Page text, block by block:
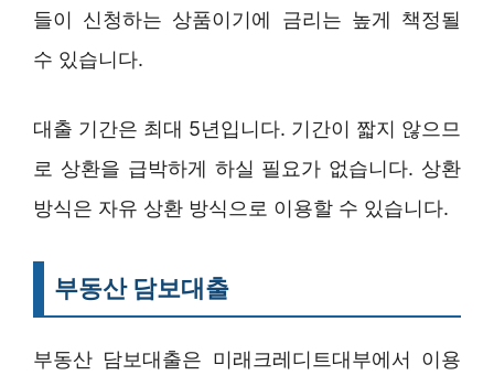
들이 신청하는 상품이기에 금리는 높게 책정될
수 있습니다.
대출 기간은 최대 5년입니다. 기간이 짧지 않으므
로 상환을 급박하게 하실 필요가 없습니다. 상환
방식은 자유 상환 방식으로 이용할 수 있습니다.
부동산 담보대출
부동산 담보대출은 미래크레디트대부에서 이용